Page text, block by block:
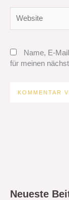
Name, E-
für meinen
Neueste